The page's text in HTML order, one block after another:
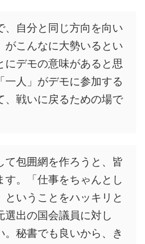
、自分と同じ方向を向い
がこんなに大勢いるとい
にデモの意味があると思
一人」がデモに参加する
、戦いに戻るための場で
て包囲網を作ろうと、皆
す。「仕事をちゃんとし
いうことをハッキリと
出の国会議員に対し
秘書でも良いから、き